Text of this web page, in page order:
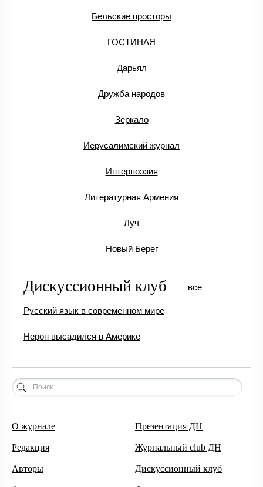
Бельские просторы
ГОСТИНАЯ
Дарьял
Дружба народов
Зеркало
Иерусалимский журнал
Интерпоэзия
Литературная Армения
Луч
Новый Берег
Дискуссионный клуб
Русский язык в современном мире
Нерон высадился в Америке
все
О журнале
Редакция
Авторы
Презентация ДН
Журнальный club ДН
Дискуссионный клуб